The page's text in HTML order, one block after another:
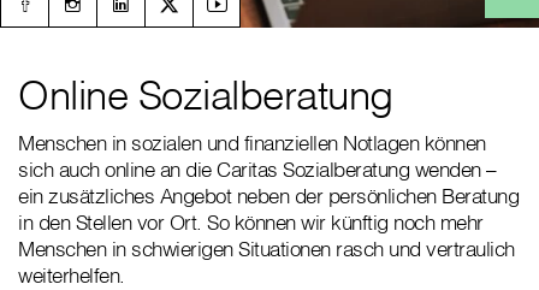
Online Sozialberatung
Menschen in sozialen und finanziellen Notlagen können
sich auch online an die Caritas Sozialberatung wenden –
ein zusätzliches Angebot neben der persönlichen Beratung
in den Stellen vor Ort. So können wir künftig noch mehr
Menschen in schwierigen Situationen rasch und vertraulich
weiterhelfen.